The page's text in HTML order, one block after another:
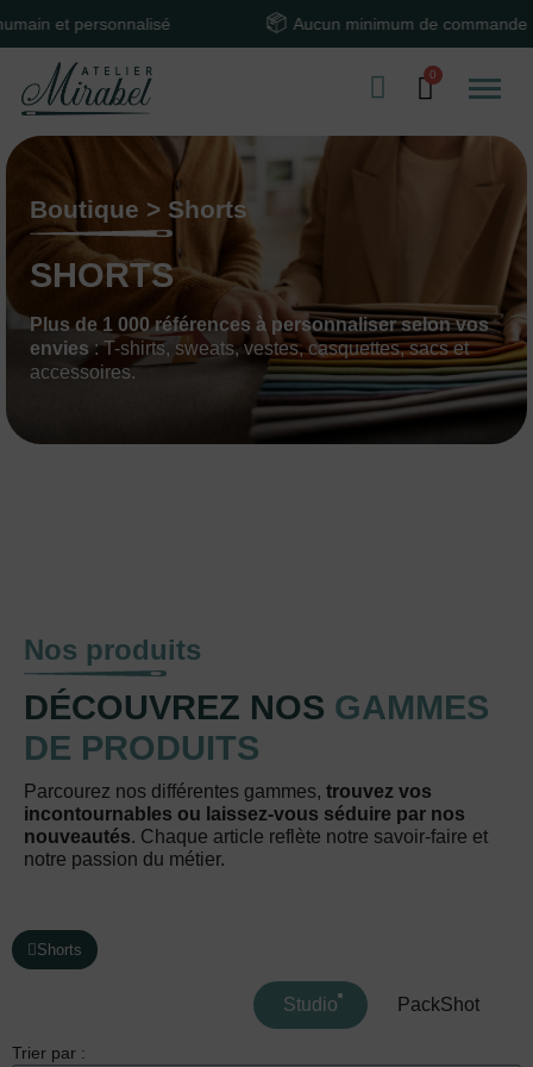
Aucun minimum de commande
Boutique > Shorts
SHORTS
Plus de 1 000 références à personnaliser selon vos
envies : T-shirts, sweats, vestes, casquettes, sacs et
accessoires.
Nos produits
DÉCOUVREZ NOS GAMMES
DE PRODUITS
Parcourez nos différentes gammes, trouvez vos
incontournables ou laissez-vous séduire par nos
nouveautés. Chaque article reflète notre savoir-faire et
notre passion du métier.
Shorts
Studio PackShot
Trier par :